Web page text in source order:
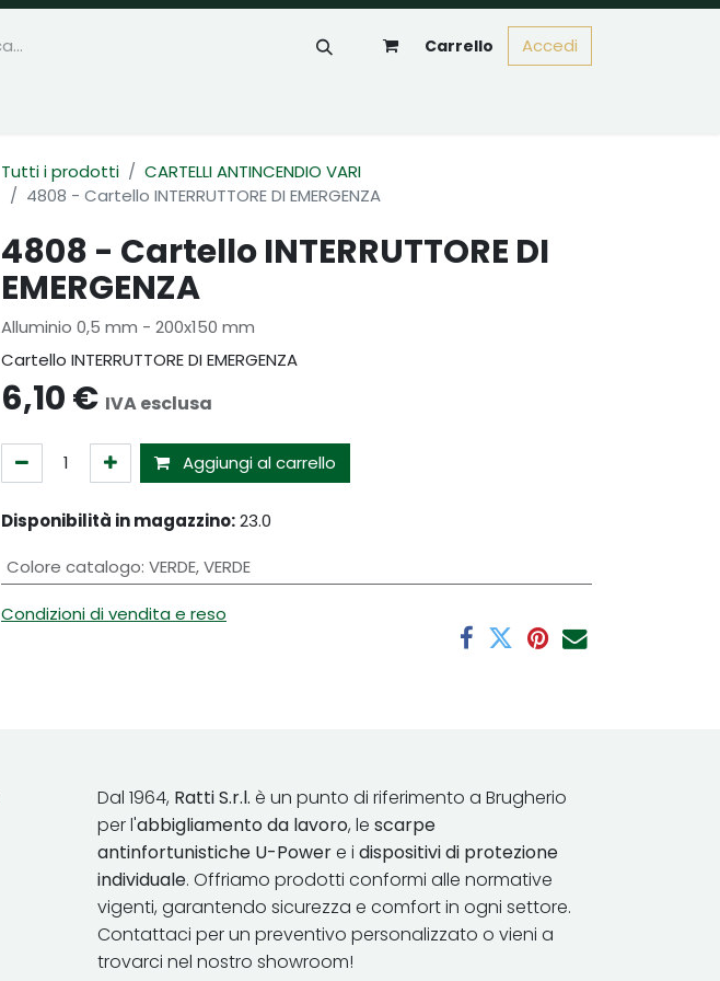
Carrello Accedi
Tutti i prodotti
CARTELLI ANTINCENDIO VARI
4808 - Cartello INTERRUTTORE DI EMERGENZA
4808 - Cartello INTERRUTTORE DI
EMERGENZA
Alluminio 0,5 mm - 200x150 mm
Cartello INTERRUTTORE DI EMERGENZA
6,10€ IVA esclusa
Aggiungi al carrello
Disponibilità in magazzino:23.0
Colore catalogo: VERDE,VERDE
Condizioni di vendita e reso
Dal 1964, Ratti S.r.l. è un punto di riferimento a Brugherio
per l'abbigliamento da lavoro, le scarpe
antinfortunistiche U-Powere i dispositivi di protezione
individuale. Offriamo prodotti conformi alle normative
vigenti, garantendo sicurezza e comfort in ​ogni settore.
Contattaci per un preventivo personalizzato o vieni a
trovarci nel nostro showroom!